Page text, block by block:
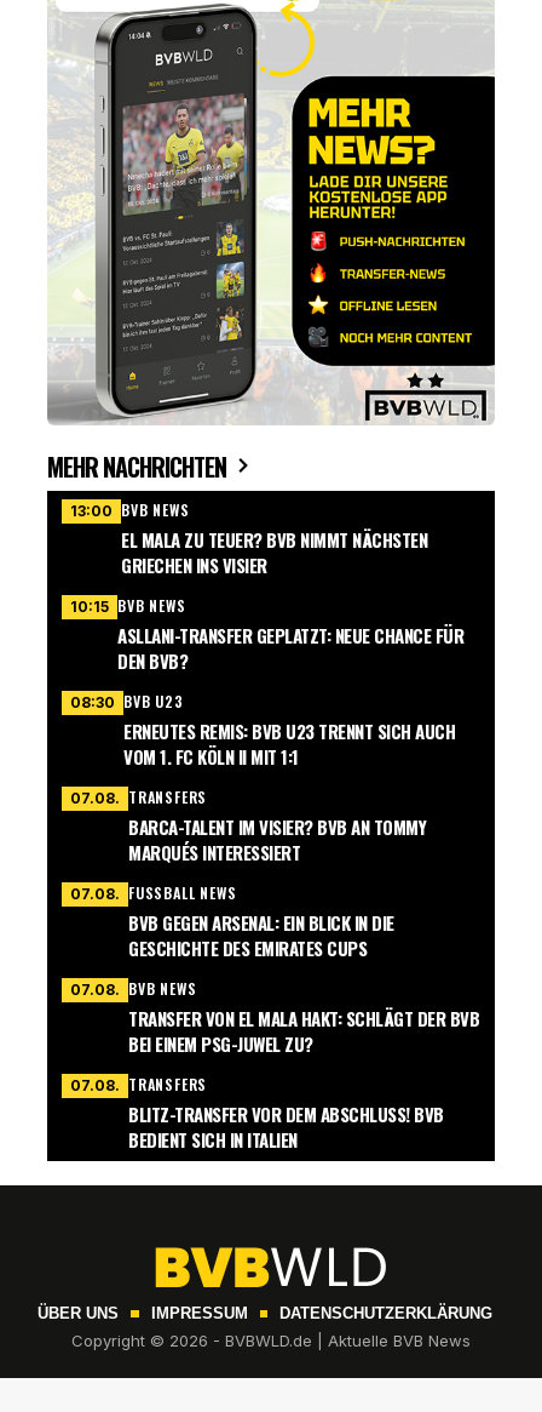
MEHR NACHRICHTEN
13:00 BVB NEWS
EL MALA ZU TEUER? BVB NIMMT NÄCHSTEN
GRIECHEN INS VISIER
10:15 BVB NEWS
ASLLANI-TRANSFER GEPLATZT: NEUE CHANCE FÜR
DEN BVB?
08:30 BVB U23
ERNEUTES REMIS: BVB U23 TRENNT SICH AUCH
VOM 1. FC KÖLN II MIT 1:1
07.08. TRANSFERS
BARCA-TALENT IM VISIER? BVB AN TOMMY
MARQUÉS INTERESSIERT
07.08. FUSSBALL NEWS
BVB GEGEN ARSENAL: EIN BLICK IN DIE
GESCHICHTE DES EMIRATES CUPS
07.08. BVB NEWS
TRANSFER VON EL MALA HAKT: SCHLÄGT DER BVB
BEI EINEM PSG-JUWEL ZU?
07.08. TRANSFERS
BLITZ-TRANSFER VOR DEM ABSCHLUSS! BVB
BEDIENT SICH IN ITALIEN
ÜBER UNS IMPRESSUM DATENSCHUTZERKLÄRUNG
Copyright © 2026 - BVBWLD.de | Aktuelle BVB News